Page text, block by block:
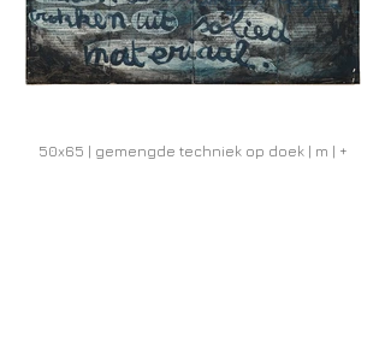
50x65 | gemengde techniek op doek | m | +